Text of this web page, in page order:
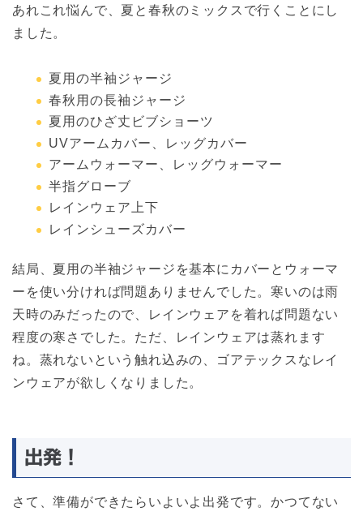
あれこれ悩んで、夏と春秋のミックスで行くことにし
ました。
夏用の半袖ジャージ
春秋用の長袖ジャージ
夏用のひざ丈ビブショーツ
UVアームカバー、レッグカバー
アームウォーマー、レッグウォーマー
半指グローブ
レインウェア上下
レインシューズカバー
結局、夏用の半袖ジャージを基本にカバーとウォーマ
ーを使い分ければ問題ありませんでした。寒いのは雨
天時のみだったので、レインウェアを着れば問題ない
程度の寒さでした。ただ、レインウェアは蒸れます
ね。蒸れないという触れ込みの、ゴアテックスなレイ
ンウェアが欲しくなりました。
出発！
さて、準備ができたらいよいよ出発です。かつてない